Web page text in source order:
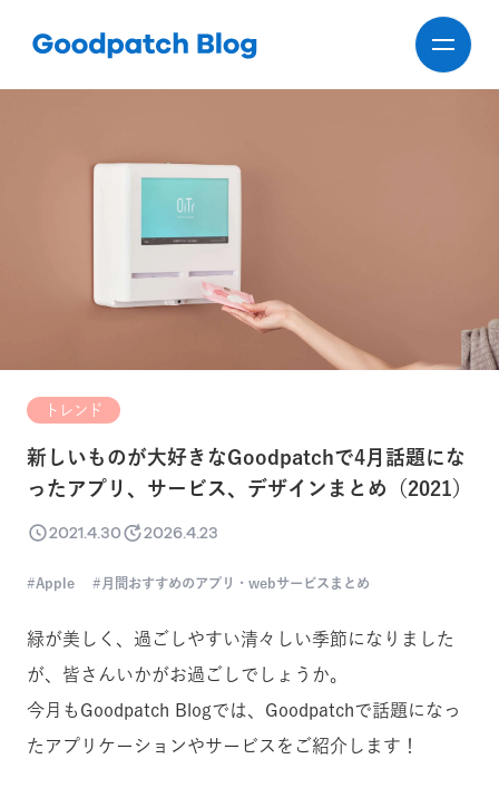
トレンド
新しいものが大好きなGoodpatchで4月話題にな
ったアプリ、サービス、デザインまとめ（2021）
2021.4.30 2026.4.23
Apple 月間おすすめのアプリ・webサービスまとめ
緑が美しく、過ごしやすい清々しい季節になりました
が、皆さんいかがお過ごしでしょうか。
今月もGoodpatch Blogでは、Goodpatchで話題になっ
たアプリケーションやサービスをご紹介します！